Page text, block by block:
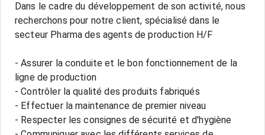
Dans le cadre du développement de son activité, nous
recherchons pour notre client, spécialisé dans le
secteur Pharma des agents de production H/F
- Assurer la conduite et le bon fonctionnement de la
ligne de production
- Contrôler la qualité des produits fabriqués
- Effectuer la maintenance de premier niveau
- Respecter les consignes de sécurité et d'hygiène